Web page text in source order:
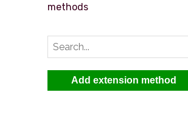
methods
Add extension method